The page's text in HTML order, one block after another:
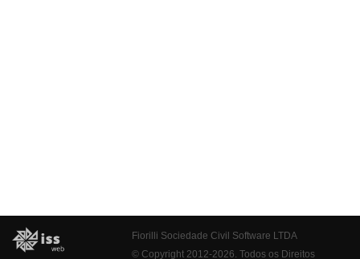
Fiorilli Sociedade Civil Software LTDA
© Copyright 2012-2026. Todos os Direitos